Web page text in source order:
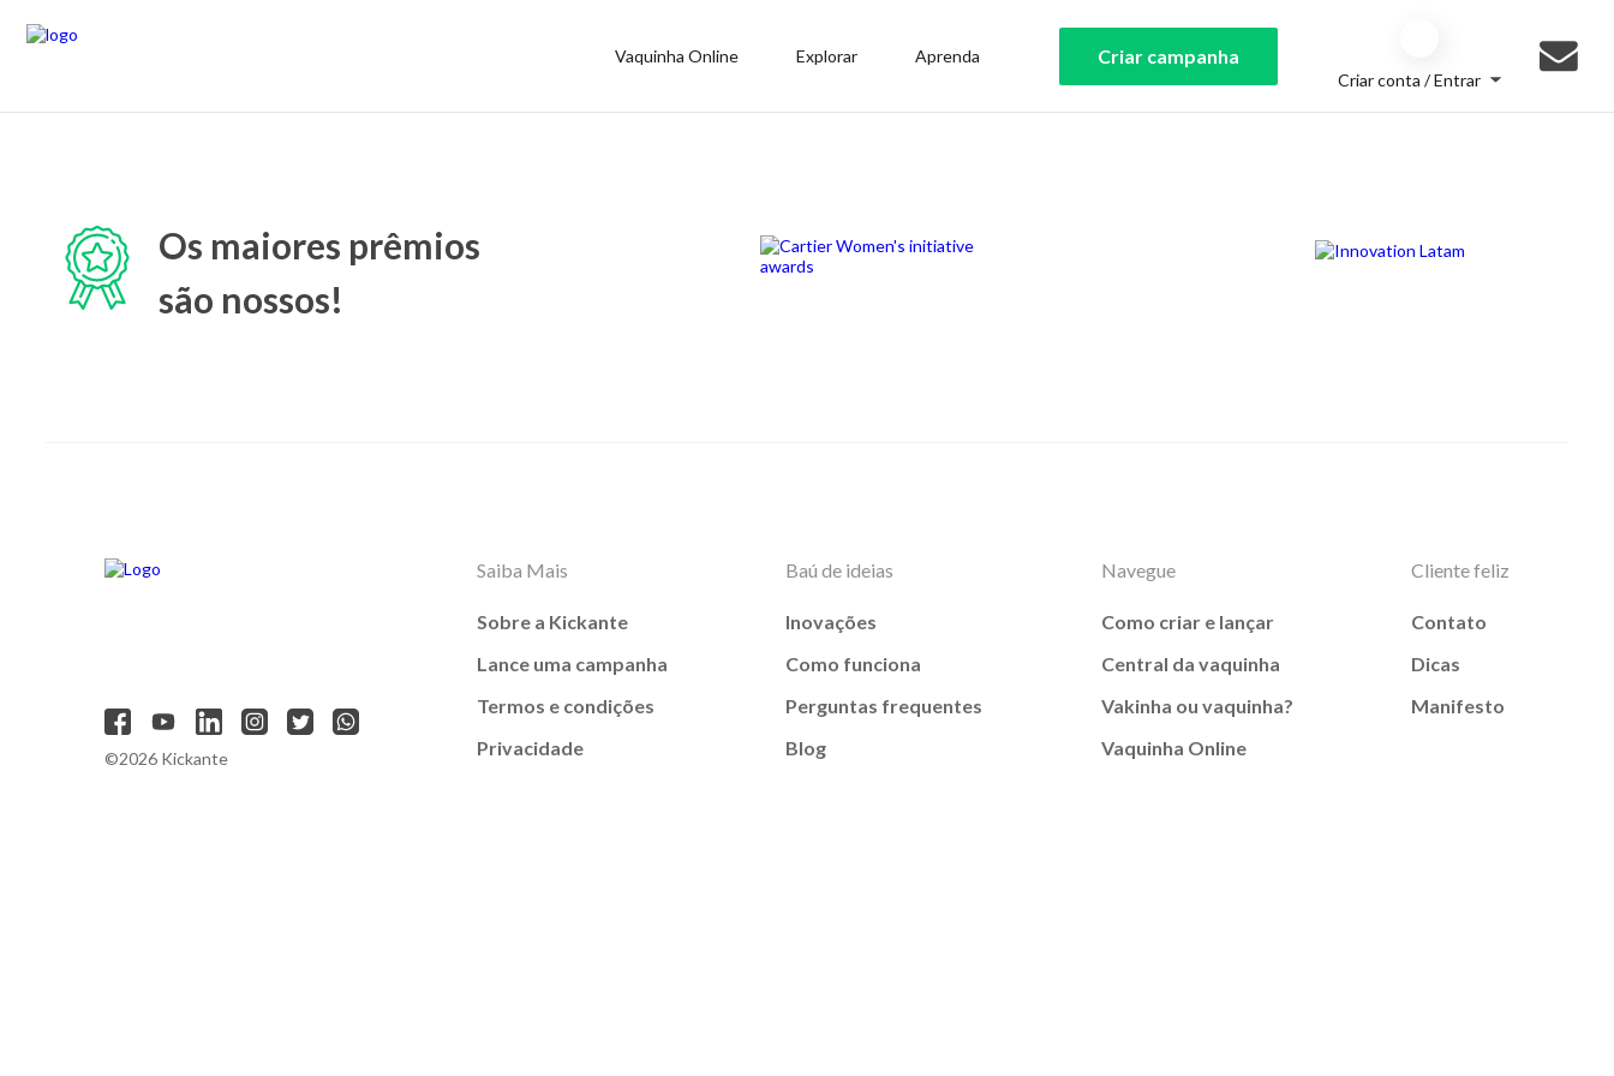
Vaquinha Online Explorar Aprenda Criar campanha
Criar conta / Entrar
Os maiores prêmios
são nossos!
©2026 Kickante
Saiba Mais
Sobre a Kickante
Lance uma campanha
Termos e condições
Privacidade
Baú de ideias
Inovações
Como funciona
Perguntas frequentes
Blog
Navegue
Como criar e lançar
Central da vaquinha
Vakinha ou vaquinha?
Vaquinha Online
Cliente feliz
Contato
Dicas
Manifesto